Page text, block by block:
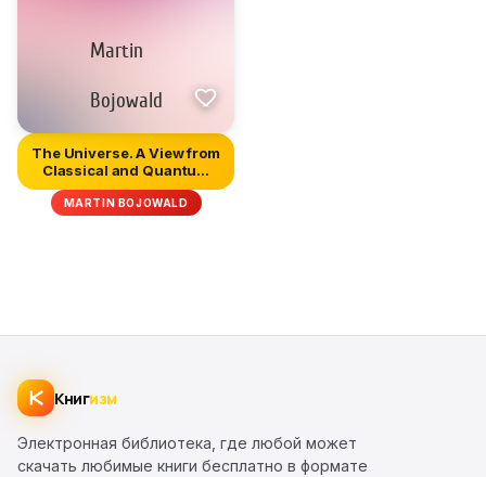
The Universe. A View from
Classical and Quantum
Gr...
MARTIN BOJOWALD
Книгизм
Электронная библиотека, где любой может
скачать любимые книги бесплатно в формате